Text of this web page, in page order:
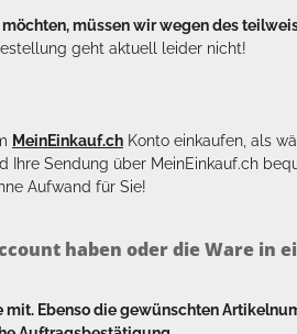
müssen wir wegen des
geht aktuell leider nicht!
MeinEinkauf.ch Konto einkaufen, als
Ihre Sendung über MeinEinkauf.ch
Aufwand für Sie!
haben oder die Ware in
mit. Ebenso die gewünschten